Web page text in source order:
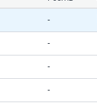
-
-
-
-